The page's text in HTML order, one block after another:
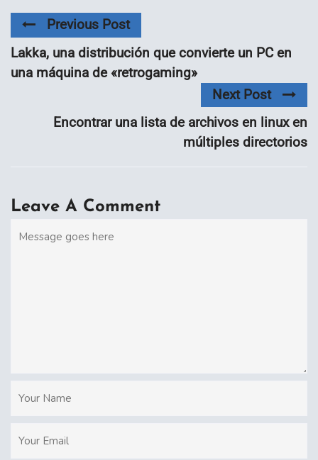
Previous Post
Lakka, una distribución que convierte un PC en
una máquina de «retrogaming»
Next Post
Encontrar una lista de archivos en linux en
múltiples directorios
Leave A Comment